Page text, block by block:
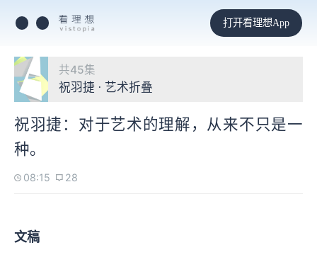
打开看理想App
共45集
祝羽捷 · 艺术折叠
祝羽捷：对于艺术的理解，从来不只是一
种。
08:15 28
文稿